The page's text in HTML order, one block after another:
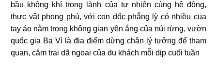
bầu không khí trong lành của tự nhiên cùng hệ động,
thực vật phong phú, với con dốc phẳng lỳ có nhiều cua
tay áo nằm trong không gian yên ắng của núi rừng, vườn
quốc gia Ba Vì là địa điểm dừng chân lý tưởng để tham
quan, cắm trại dã ngoại của du khách mỗi dịp cuối tuần